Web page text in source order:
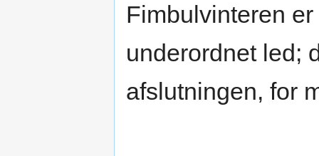
Fimbulvinteren
underordnet led;
afslutningen, for